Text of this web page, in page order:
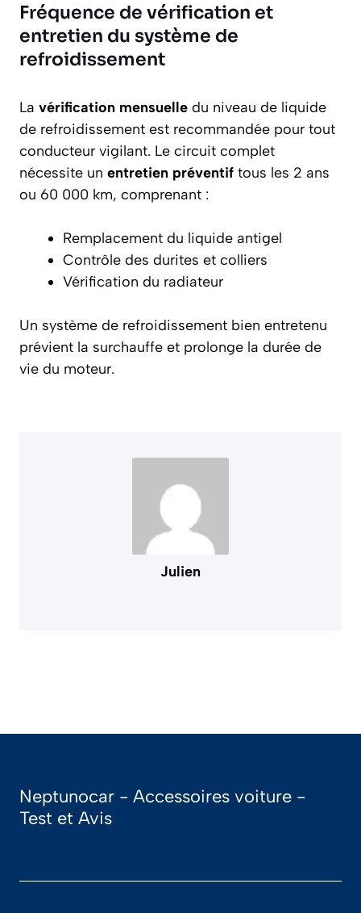
Fréquence de vérification et
entretien du système de
refroidissement
La vérification mensuelle du niveau de liquide
de refroidissement est recommandée pour tout
conducteur vigilant. Le circuit complet
nécessite un entretien préventif tous les 2 ans
ou 60 000 km, comprenant :
Remplacement du liquide antigel
Contrôle des durites et colliers
Vérification du radiateur
Un système de refroidissement bien entretenu
prévient la surchauffe et prolonge la durée de
vie du moteur.
Julien
Neptunocar - Accessoires voiture -
Test et Avis